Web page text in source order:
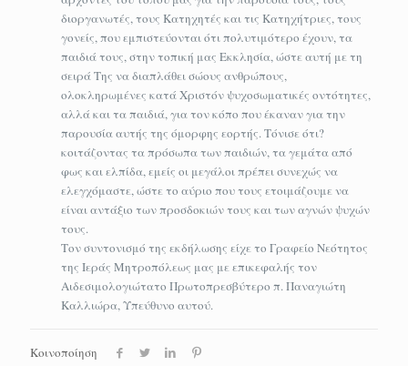
διοργανωτές, τους Κατηχητές και τις Κατηχήτριες, τους
γονείς, που εμπιστεύονται ότι πολυτιμότερο έχουν, τα
παιδιά τους, στην τοπική μας Εκκλησία, ώστε αυτή με τη
σειρά Της να διαπλάθει σώους ανθρώπους,
ολοκληρωμένες κατά Χριστόν ψυχοσωματικές οντότητες,
αλλά και τα παιδιά, για τον κόπο που έκαναν για την
παρουσία αυτής της όμορφης εορτής. Τόνισε ότι?
κοιτάζοντας τα πρόσωπα των παιδιών, τα γεμάτα από
φως και ελπίδα, εμείς οι μεγάλοι πρέπει συνεχώς να
ελεγχόμαστε, ώστε το αύριο που τους ετοιμάζουμε να
είναι αντάξιο των προσδοκιών τους και των αγνών ψυχών
τους.
Τον συντονισμό της εκδήλωσης είχε το Γραφείο Νεότητος
της Ιεράς Μητροπόλεως μας με επικεφαλής τον
Αιδεσιμολογιώτατο Πρωτοπρεσβύτερο π. Παναγιώτη
Καλλιώρα, Υπεύθυνο αυτού.
Κοινοποίηση